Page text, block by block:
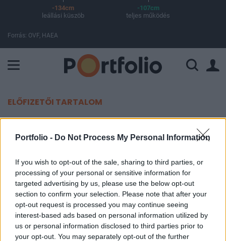
Portfolio - Do Not Process My Personal Information
If you wish to opt-out of the sale, sharing to third parties, or
processing of your personal or sensitive information for
targeted advertising by us, please use the below opt-out
section to confirm your selection. Please note that after your
opt-out request is processed you may continue seeing
interest-based ads based on personal information utilized by
us or personal information disclosed to third parties prior to
your opt-out. You may separately opt-out of the further
-134cm
leállási küszöb
-107cm
teljes működés
Forrás: OVF, HAEA
ELŐFIZETŐI TARTALOM
szabotőr az európai nagyhatalom
légibázisán
Portfolio
2025. június 20. 20:24
Palesztin aktivisták törtek be egy brit légibázisra,
ahol két repülőgépet megrongáltak - számolt be a